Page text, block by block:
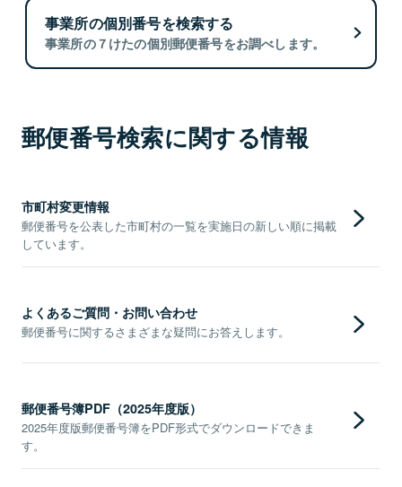
事業所の個別番号を検索する
事業所の７けたの個別郵便番号をお調べします。
郵便番号検索に関する情報
市町村変更情報
郵便番号を公表した市町村の一覧を実施日の新しい順に掲載
しています。
よくあるご質問・お問い合わせ
郵便番号に関するさまざまな疑問にお答えします。
郵便番号簿PDF（2025年度版）
2025年度版郵便番号簿をPDF形式でダウンロードできま
す。